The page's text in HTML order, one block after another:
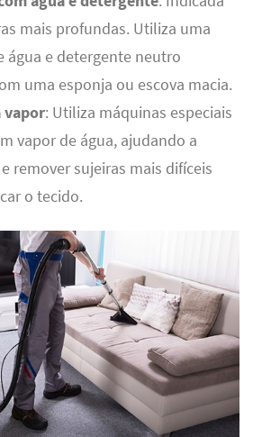
mais profundas. Utiliza uma
água e detergente neutro
uma esponja ou escova macia.
vapor: Utiliza máquinas especiais
vapor de água, ajudando a
remover sujeiras mais difíceis
o tecido.